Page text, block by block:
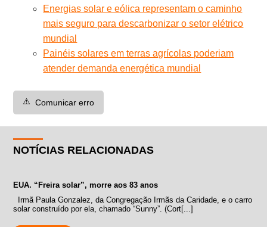
Energias solar e eólica representam o caminho
mais seguro para descarbonizar o setor elétrico
mundial
Painéis solares em terras agrícolas poderiam
atender demanda energética mundial
⚠️ Comunicar erro
NOTÍCIAS RELACIONADAS
EUA. “Freira solar”, morre aos 83 anos
Irmã Paula Gonzalez, da Congregação Irmãs da Caridade, e o carro
solar construído por ela, chamado “Sunny”. (Cort[...]